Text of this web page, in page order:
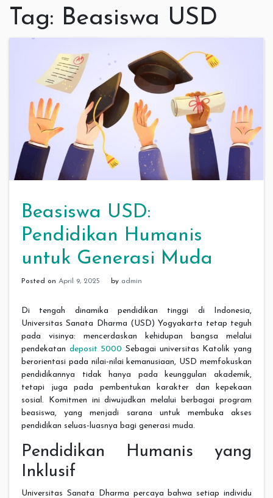
Tag: Beasiswa USD
Beasiswa USD:
Pendidikan Humanis
untuk Generasi Muda
Posted on April 9, 2025 by admin
Di tengah dinamika pendidikan tinggi di Indonesia,
Universitas Sanata Dharma (USD) Yogyakarta tetap teguh
pada visinya: mencerdaskan kehidupan bangsa melalui
pendekatan deposit 5000 Sebagai universitas Katolik yang
berorientasi pada nilai-nilai kemanusiaan, USD memfokuskan
pendidikannya tidak hanya pada keunggulan akademik,
tetapi juga pada pembentukan karakter dan kepekaan
sosial. Komitmen ini diwujudkan melalui berbagai program
beasiswa, yang menjadi sarana untuk membuka akses
pendidikan seluas-luasnya bagi generasi muda.
Pendidikan Humanis yang
Inklusif
Universitas Sanata Dharma percaya bahwa setiap individu